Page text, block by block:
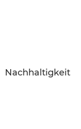
Nachhaltigkeit